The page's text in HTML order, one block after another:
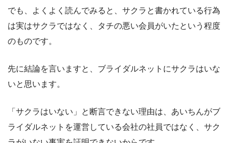
でも、よくよく読んでみると、サクラと書かれている行為
は実はサクラではなく、タチの悪い会員がいたという程度
のものです。
先に結論を言いますと、ブライダルネットにサクラはいな
いと思います。
「サクラはいない」と断言できない理由は、あいちんがブ
ライダルネットを運営している会社の社員ではなく、サク